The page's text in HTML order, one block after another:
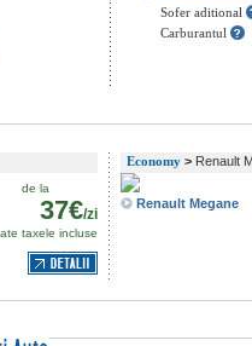
Sofer aditional
Carburantul
de la
37€/zi
taxele incluse
Economy > Renault
Renault Megane